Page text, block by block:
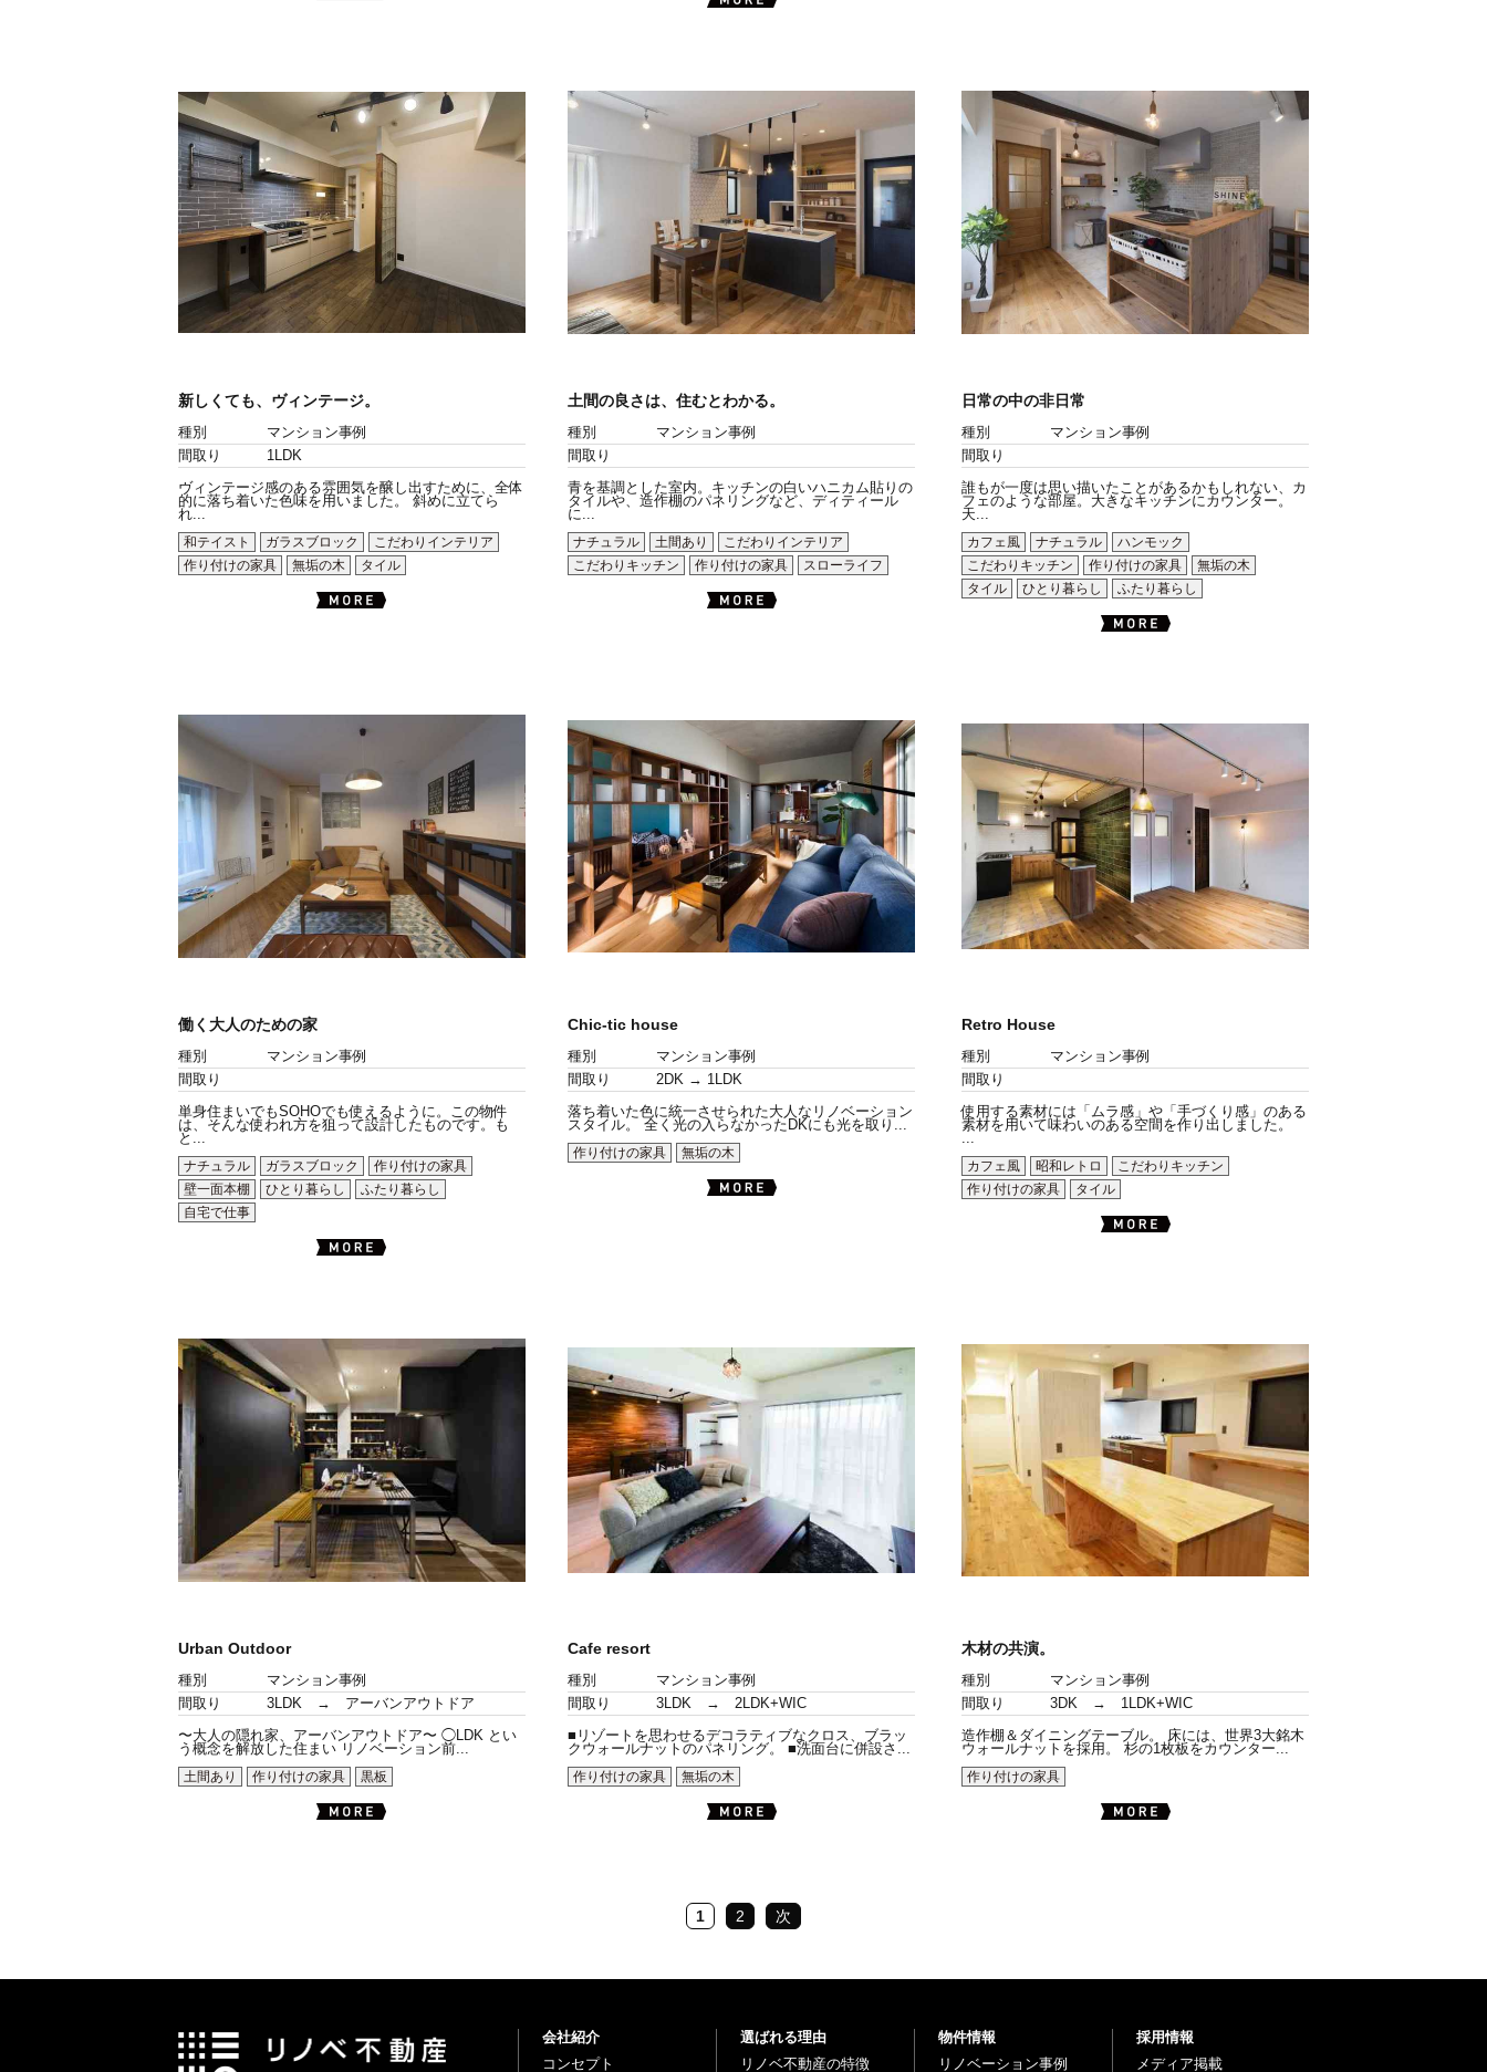
新しくても、ヴィンテージ。
種別
マンション事例
間取り
1LDK
ヴィンテージ感のある雰囲気を醸し出すために、全体
的に落ち着いた色味を用いました。 斜めに立てら
れ...
和テイスト
ガラスブロック
こだわりインテリア
作り付けの家具
無垢の木 タイル
土間の良さは、住むとわかる。
種別
マンション事例
間取り
青を基調とした室内。キッチンの白いハニカム貼りの
タイルや、造作棚のパネリングなど、ディティール
に...
ナチュラル
土間あり
こだわりインテリア
こだわりキッチン
作り付けの家具 スローライフ
日常の中の非日常
種別
マンション事例
間取り
誰もが一度は思い描いたことがあるかもしれない、カ
フェのような部屋。大きなキッチンにカウンター。
天...
カフェ風
ナチュラル
ハンモック
こだわりキッチン
作り付けの家具
無垢の木
タイル
ひとり暮らし ふたり暮らし
働く大人のための家
種別
マンション事例
間取り
単身住まいでもSOHOでも使えるように。この物件
は、そんな使われ方を狙って設計したものです。も
と...
ナチュラル
ガラスブロック
作り付けの家具
壁一面本棚
ひとり暮らし
ふたり暮らし
自宅で仕事
Chic-tic house
種別
マンション事例
間取り
2DK → 1LDK
落ち着いた色に統一させられた大人なリノベーション
スタイル。 全く光の入らなかったDKにも光を取り...
作り付けの家具
無垢の木
Retro House
種別
マンション事例
間取り
使用する素材には「ムラ感」や「手づくり感」のある
素材を用いて味わいのある空間を作り出しました。
...
カフェ風
昭和レトロ
こだわりキッチン
作り付けの家具
タイル
Urban Outdoor
種別
マンション事例
間取り
3LDK → アーバンアウトドア
〜大人の隠れ家、アーバンアウトドア〜 ◯LDK とい
う概念を解放した住まい リノベーション前...
土間あり
作り付けの家具 黒板
Cafe resort
種別
マンション事例
間取り
3LDK → 2LDK+WIC
■リゾートを思わせるデコラティブなクロス、ブラッ
クウォールナットのパネリング。 ■洗面台に併設さ...
作り付けの家具
無垢の木
木材の共演。
種別
マンション事例
間取り
3DK → 1LDK+WIC
造作棚＆ダイニングテーブル。 床には、世界3大銘木
ウォールナットを採用。 杉の1枚板をカウンター...
作り付けの家具
1 2 次
会社紹介
コンセプト
選ばれる理由
リノベ不動産の特徴
物件情報
リノベーション事例
採用情報
メディア掲載